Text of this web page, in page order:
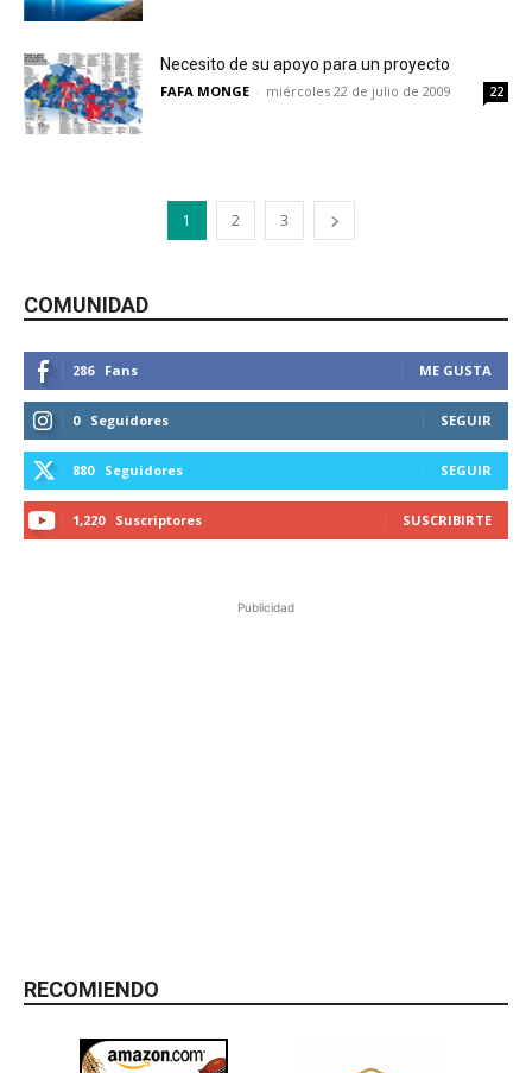
Necesito de su apoyo para un proyecto
FAFA MONGE - miércoles 22 de julio de 2009 22
1 2 3
COMUNIDAD
286 Fans ME GUSTA
0 Seguidores SEGUIR
880 Seguidores SEGUIR
1,220 Suscriptores SUSCRIBIRTE
Publicidad
RECOMIENDO